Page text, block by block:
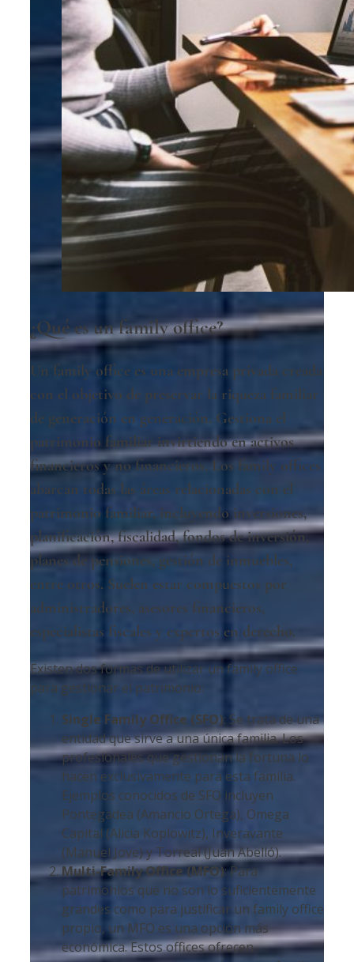
¿Qué es un family office?
Un family office es una empresa privada creada
con el objetivo de preservar la riqueza familiar
de generación en generación. Gestiona el
patrimonio familiar invirtiendo en activos
financieros y no financieros. Los family offices
abarcan todas las áreas relacionadas con el
patrimonio familiar, incluyendo inversiones,
planificación, fiscalidad, fondos de inversión,
planes de pensiones, gestión de inmuebles,
entre otros. Suelen estar compuestos por
administradores, asesores financieros,
especialistas fiscales y expertos en derecho.
Existen dos formas de utilizar un family office
para gestionar el patrimonio:
Single Family Office (SFO): Se trata de una
entidad que sirve a una única familia. Los
profesionales que gestionan la fortuna lo
hacen exclusivamente para esta familia.
Ejemplos conocidos de SFO incluyen
Pontegadea (Amancio Ortega), Omega
Capital (Alicia Koplowitz), Inveravante
(Manuel Jove) y Torreal (Juan Abelló).
Multi-Family Office (MFO): Para
patrimonios que no son lo suficientemente
grandes como para justificar un family office
propio, un MFO es una opción más
económica. Estos offices ofrecen